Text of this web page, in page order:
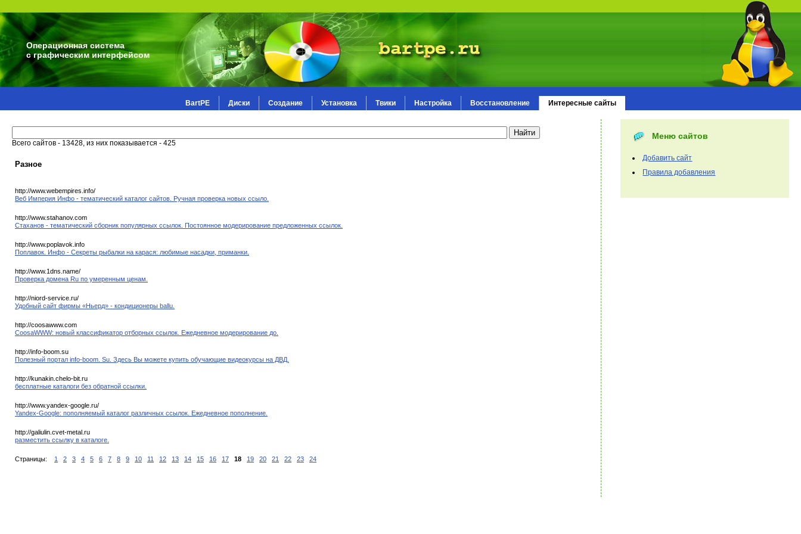
Операционная система
с графическим интерфейсом
BartPE Диски Создание Установка Твики Настройка Восстановление Интересные сайты
Всего сайтов - 13428, из них показывается - 425
Разное
http://www.webempires.info/
Веб Империя Инфо - тематический каталог сайтов. Ручная проверка новых ссыло.
http://www.stahanov.com
Стаханов - тематический сборник популярных ссылок. Постоянное модерирование предложенных ссылок.
http://www.poplavok.info
Поплавок. Инфо - Секреты рыбалки на карася: любимые насадки, приманки.
http://www.1dns.name/
Проверка домена Ru по умеренным ценам.
http://niord-service.ru/
Удобный сайт фирмы «Ньерд» - кондиционеры ballu.
http://coosawww.com
CoosaWWW: новый класcификатор отборных ссылок. Ежедневное модерирование до.
http://info-boom.su
Полезный портал info-boom. Su. Здесь Вы можете купить обучающие видеокурсы на ДВД.
http://kunakin.chelo-bit.ru
бесплатные каталоги без обратной ссылки.
http://www.yandex-google.ru/
Yandex-Google: пополняемый каталог различных ссылок. Ежедневное пополнение.
http://galiulin.cvet-metal.ru
разместить ссылку в каталоге.
Страницы: 1 2 3 4 5 6 7 8 9 10 11 12 13 14 15 16 17 18 19 20 21 22 23 24
Меню сайтов
Добавить сайт
Правила добавления